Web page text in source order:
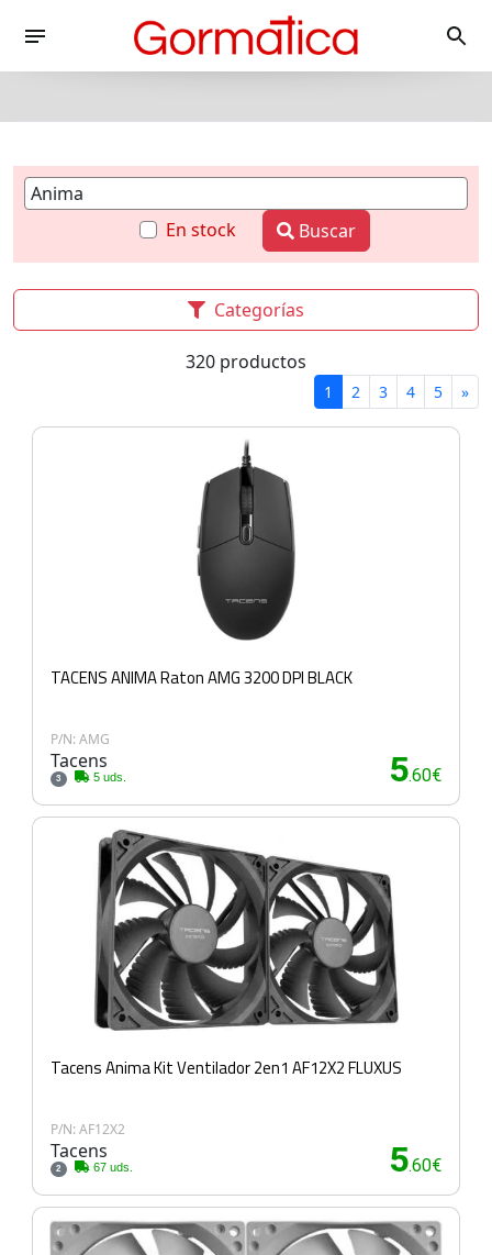
En stock Buscar
Categorías
320 productos
1 2 3 4 5 »
TACENS ANIMA Raton AMG 3200 DPI BLACK
P/N: AMG
Tacens
3 5 uds. 5.60€
Tacens Anima Kit Ventilador 2en1 AF12X2 FLUXUS
P/N: AF12X2
Tacens
2 67 uds. 5.60€